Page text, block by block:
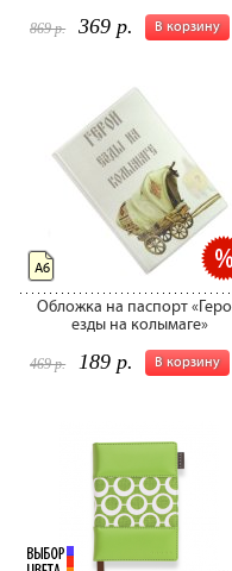
В корзину
869 р. 369 р.
Обложка на паспорт
езды на колымаге»
В корзину
469 р. 189 р.
А6